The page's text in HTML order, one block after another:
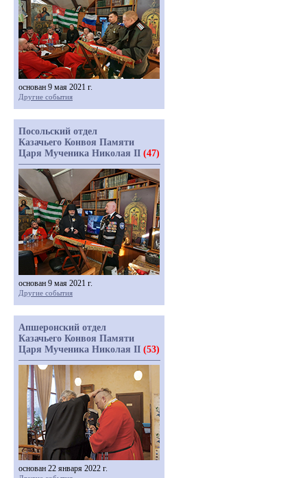
основан 9 мая 2021 г.
Другие события
Посольский отдел
Казачьего Конвоя Памяти
Царя Мученика Николая II (47)
основан 9 мая 2021 г.
Другие события
Апшеронский отдел
Казачьего Конвоя Памяти
Царя Мученика Николая II (53)
основан 22 января 2022 г.